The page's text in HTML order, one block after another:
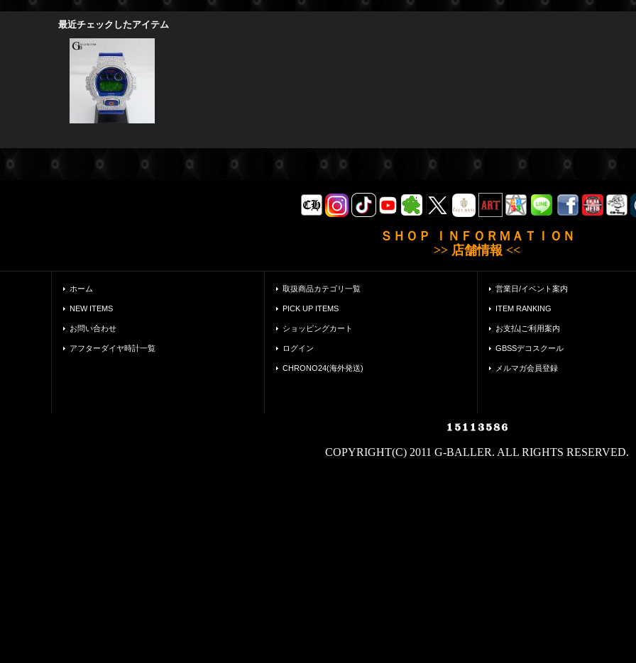
最近チェックしたアイテム
ＳＨＯＰ ＩＮＦＯＲＭＡＴＩＯＮ
>> 店舗情報 <<
ホーム
NEW ITEMS
お問い合わせ
アフターダイヤ時計一覧
取扱商品カテゴリ一覧
PICK UP ITEMS
ショッピングカート
ログイン
CHRONO24(海外発送)
営業日/イベント案内
ITEM RANKING
お支払|ご利用案内
GBSSデコスクール
メルマガ会員登録
COPYRIGHT(C) 2011 G-BALLER. ALL RIGHTS RESERVED.